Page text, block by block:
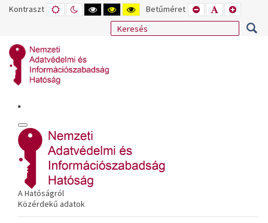
Kontraszt ALAPÉRTELMEZETT
MÓD
ÉJSZAKAI
MÓD
NAGY
KONTRASZTÚ
FEKETE-
FEHÉR
NAGY
KONTRASZTÚ
FEKETE
SÁRGA
NAGY
KONTRASZTÚ
SÁRGA
FEKETE
Betűméret KISEBB
BETŰTÍPUS
BEÁLLÍTÁSA
BETŰMÉRET
BEÁLLÍTÁSA
A Hatóságról
Közérdekű adatok